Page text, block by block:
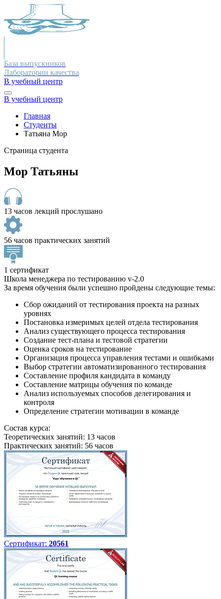
База выпускников
Лаборатории качества
В учебный центр
В учебный центр
Главная
Студенты
Татьяна Мор
Страница студента
Мор Татьяны
13 часов лекций прослушано
56 часов практических занятий
1 сертификат
Школа менеджера по тестированию v-2.0
За время обучения были успешно пройдены следующие темы:
Сбор ожиданий от тестирования проекта на разных
уровнях
Постановка измеримых целей отдела тестирования
Анализ существующего процесса тестирования
Создание тест-плана и тестовой стратегии
Оценка сроков на тестирование
Организация процесса управления тестами и ошибками
Выбор стратегии автоматизированного тестирования
Составление профиля кандидата в команду
Составление матрицы обучения по команде
Анализ используемых способов делегирования и
контроля
Определение стратегии мотивации в команде
Состав курса:
Теоретических занятий: 13 часов
Практических занятий: 56 часов
Сертификат: 20561